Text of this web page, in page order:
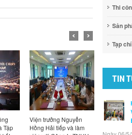
Tập
Viện trưởng Nguyễn
Hồng Hải tiếp và làm
Viện
Thi
Sản
Tạp chí
TIN